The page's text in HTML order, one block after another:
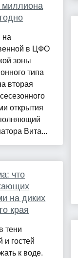
миллиона
на
в ЦФО
зоны
типа
вторая
открытия
Вита...
что
на диких
края
тени
и гостей
к воде.